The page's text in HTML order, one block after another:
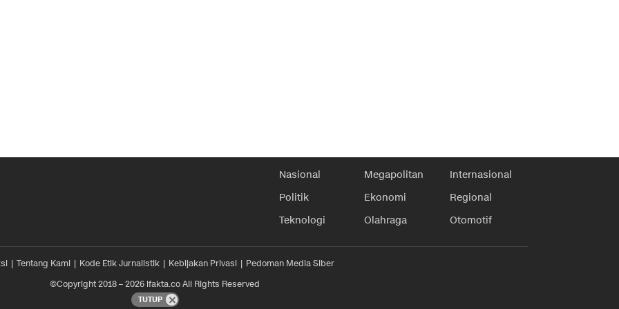
Nasional Megapolitan
Internasional
Politik
Ekonomi
Regional
Teknologi
Olahraga Otomotif
Tentang Kami Kode Etik Jurnalistik Kebijakan Privasi
Pedoman Media Siber
©Copyright 2018 – 2026 ifakta.co All Rights Reserved
TUTUP